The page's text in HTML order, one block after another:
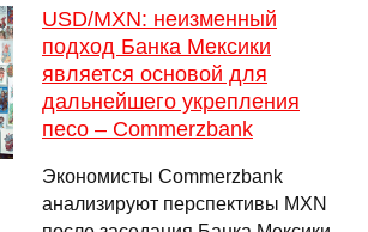
USD/MXN: неизменный
подход Банка Мексики
является основой для
дальнейшего укрепления
песо – Commerzbank
Экономисты Commerzbank
анализируют перспективы MXN